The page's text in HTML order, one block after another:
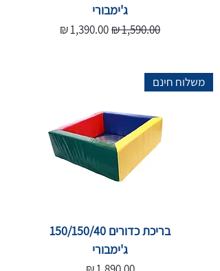
ג'ימבורי
מחיר רגיל מחיר מבצע
משלוח חינם
בריכת כדורים 150/150/40
ג'ימבורי